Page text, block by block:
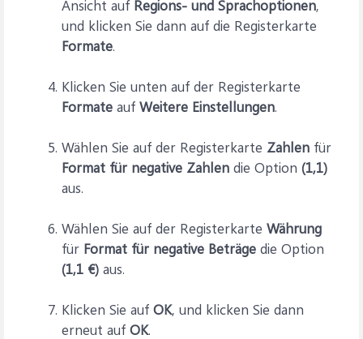
Ansicht auf Regions- und Sprachoptionen,
und klicken Sie dann auf die Registerkarte
Formate.
Klicken Sie unten auf der Registerkarte
Formate auf Weitere Einstellungen.
Wählen Sie auf der Registerkarte Zahlen für
Format für negative Zahlen die Option (1,1)
aus.
Wählen Sie auf der Registerkarte Währung
für Format für negative Beträge die Option
(1,1 €) aus.
Klicken Sie auf OK, und klicken Sie dann
erneut auf OK.